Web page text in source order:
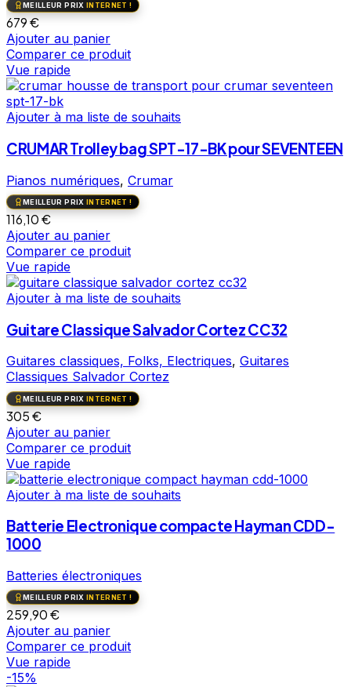
MEILLEUR PRIX INTERNET !
679€
Ajouter au panier
Comparer ce produit
Vue rapide
Ajouter à ma liste de souhaits
CRUMAR Trolley bag SPT-17-BK pour SEVENTEEN
Pianos numériques, Crumar
MEILLEUR PRIX INTERNET !
116,10€
Ajouter au panier
Comparer ce produit
Vue rapide
Ajouter à ma liste de souhaits
Guitare Classique Salvador Cortez CC32
Guitares classiques, Folks, Electriques, Guitares
Classiques Salvador Cortez
MEILLEUR PRIX INTERNET !
305€
Ajouter au panier
Comparer ce produit
Vue rapide
Ajouter à ma liste de souhaits
Batterie Electronique compacte Hayman CDD-
1000
Batteries électroniques
MEILLEUR PRIX INTERNET !
259,90€
Ajouter au panier
Comparer ce produit
Vue rapide
-15%